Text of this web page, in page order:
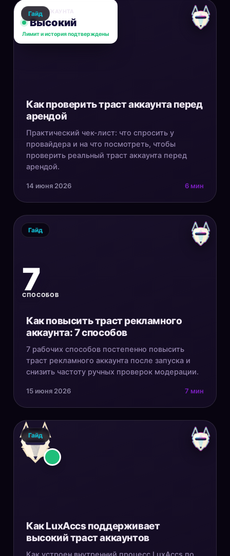
ТРАСТ АККАУНТА
Высокий
Лимит и история подтверждены
Гайд
Как проверить траст аккаунта перед
арендой
Практический чек-лист: что спросить у
провайдера и на что посмотреть, чтобы
проверить реальный траст аккаунта перед
арендой.
14 июня 2026 6 мин
7
СПОСОБОВ
Гайд
Как повысить траст рекламного
аккаунта: 7 способов
7 рабочих способов постепенно повысить
траст рекламного аккаунта после запуска и
снизить частоту ручных проверок модерации.
15 июня 2026 7 мин
Гайд
Как LuxAccs поддерживает
высокий траст аккаунтов